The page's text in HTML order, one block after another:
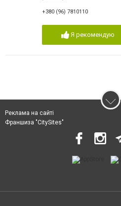
+380 (96) 7810110
Я рекомендую
Реклама на сайті
Франшиза "CitySites"